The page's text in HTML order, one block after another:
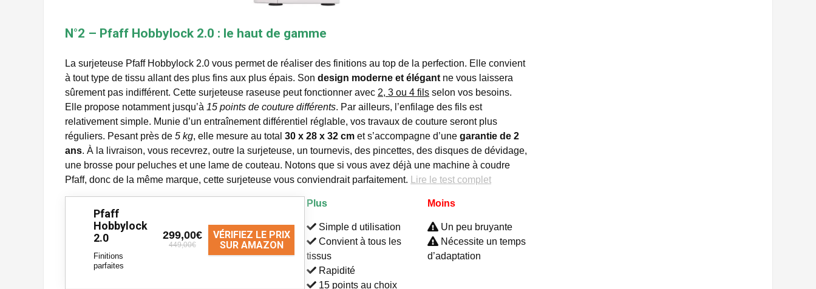
N°2 – Pfaff Hobbylock 2.0 : le haut de gamme
La surjeteuse Pfaff Hobbylock 2.0 vous permet de réaliser des finitions au top de la perfection. Elle convient
à tout type de tissu allant des plus fins aux plus épais. Son design moderne et élégant ne vous laissera
sûrement pas indifférent. Cette surjeteuse raseuse peut fonctionner avec 2, 3 ou 4 fils selon vos besoins.
Elle propose notamment jusqu’à 15 points de couture différents. Par ailleurs, l’enfilage des fils est
relativement simple. Munie d’un entraînement différentiel réglable, vos travaux de couture seront plus
réguliers. Pesant près de 5 kg, elle mesure au total 30 x 28 x 32 cm et s’accompagne d’une garantie de 2
ans. À la livraison, vous recevrez, outre la surjeteuse, un tournevis, des pincettes, des disques de dévidage,
une brosse pour peluches et une lame de couteau. Notons que si vous avez déjà une machine à coudre
Pfaff, donc de la même marque, cette surjeteuse vous conviendrait parfaitement.
Lire le test complet
Pfaff
Hobbylock
2.0
Finitions
parfaites
299,00€
449,00€
VÉRIFIEZ LE PRIX
SUR AMAZON
Plus
Simple d utilisation
Convient à tous les
tissus
Rapidité
15 points au choix
Moins
Un peu bruyante
Nécessite un temps
d’adaptation